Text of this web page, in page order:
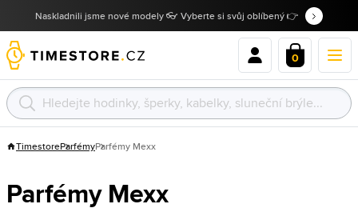
Naskladnili jsme nové modely 👓 Vyberte si svůj oblíbený 👉
0
TimestoreParfémyParfémy Mexx
Parfémy Mexx